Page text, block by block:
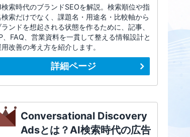
検索時代のブランドSEOを解説。検索順位や指
検索だけでなく、課題名・用途名・比較軸から
ランドを想起される状態を作るために、記事、
、FAQ、営業資料を一貫して整える情報設計と
改善の考え方を紹介します。
詳細ページ
Conversational Discovery
Adsとは？AI検索時代の広告